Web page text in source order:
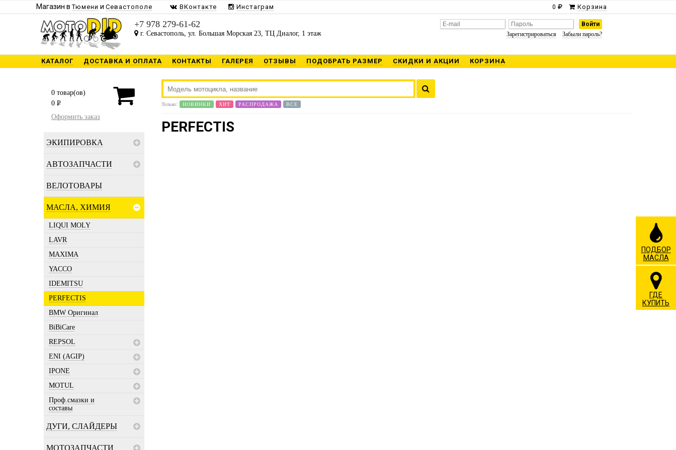
Магазин вТюмени и Севастополе ВКонтакте Инстаграм 0 Корзина
+7 978 279-61-62
г. Севастополь, ул. Большая Морская 23, ТЦ Диалог, 1 этаж Зарегистрироваться Забыли пароль?
КАТАЛОГ ДОСТАВКА И ОПЛАТА КОНТАКТЫ ГАЛЕРЕЯ ОТЗЫВЫ ПОДОБРАТЬ РАЗМЕР СКИДКИ И АКЦИИ КОРЗИНА
0 товар(ов)
0 P
Оформить заказ
ЭКИПИРОВКА
АВТОЗАПЧАСТИ
ВЕЛОТОВАРЫ
МАСЛА, ХИМИЯ
LIQUI MOLY
LAVR
MAXIMA
YACCO
IDEMITSU
PERFECTIS
BMW Оригинал
BiBiCare
REPSOL
ENI (AGIP)
IPONE
MOTUL
Проф.смазки и
составы
ДУГИ, СЛАЙДЕРЫ
МОТОЗАПЧАСТИ
Только: НОВИНКИ ХИТ РАСПРОДАЖА ВСЕ
PERFECTIS
ПОДБОР
МАСЛА
ГДЕ
КУПИТЬ